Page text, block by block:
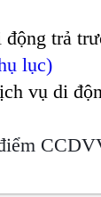
trả
lục)
vụ di